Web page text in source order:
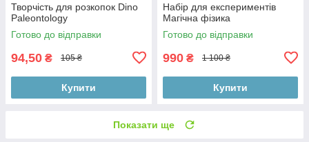
Творчість для розкопок Dino
Paleontology
Готово до відправки
94,50 ₴ 105 ₴
Купити
Набір для експериментів
Магічна фізика
Готово до відправки
990 ₴ 1 100 ₴
Купити
Показати ще